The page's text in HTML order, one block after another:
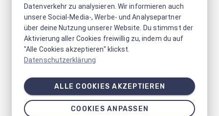
Datenverkehr zu analysieren. Wir informieren auch
unsere Social-Media-, Werbe- und Analysepartner
über deine Nutzung unserer Website. Du stimmst der
Aktivierung aller Cookies freiwillig zu, indem du auf
"Alle Cookies akzeptieren" klickst.
Datenschutzerklärung
ALLE COOKIES AKZEPTIEREN
COOKIES ANPASSEN